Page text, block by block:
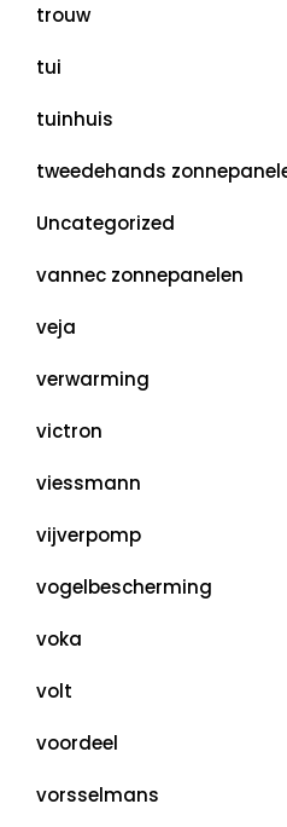
trouw
tui
tuinhuis
tweedehands
Uncategorized
vannec zonnepanelen
veja
verwarming
victron
viessmann
vijverpomp
vogelbescherming
voka
volt
voordeel
vorsselmans